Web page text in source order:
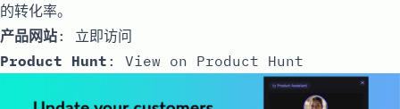
的转化率。
产品网站: 立即访问
Product Hunt : View on Product Hunt